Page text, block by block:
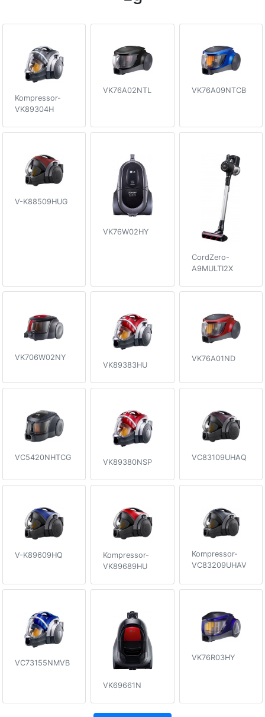
Kompressor-
VK89304H
VK76A02NTL VK76A09NTCB
V-K88509HUG
VK76W02HY
CordZero-
A9MULTI2X
VK706W02NY
VK89383HU
VK76A01ND
VC5420NHTCG
VK89380NSP
VC83109UHAQ
V-K89609HQ
Kompressor-
VK89689HU
Kompressor-
VC83209UHAV
VC73155NMVB
VK69661N
VK76R03HY